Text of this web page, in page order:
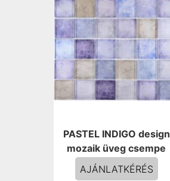
PASTEL INDIGO design
mozaik üveg csempe
AJÁNLATKÉRÉS